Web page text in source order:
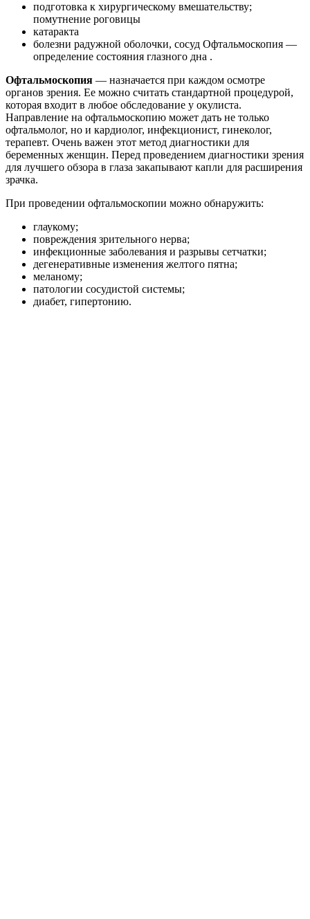
подготовка к хирургическому вмешательству;
помутнение роговицы
катаракта
болезни радужной оболочки, сосуд Офтальмоскопия —
определение состояния глазного дна .
Офтальмоскопия — назначается при каждом осмотре
органов зрения. Ее можно считать стандартной процедурой,
которая входит в любое обследование у окулиста.
Направление на офтальмоскопию может дать не только
офтальмолог, но и кардиолог, инфекционист, гинеколог,
терапевт. Очень важен этот метод диагностики для
беременных женщин. Перед проведением диагностики зрения
для лучшего обзора в глаза закапывают капли для расширения
зрачка.
При проведении офтальмоскопии можно обнаружить:
глаукому;
повреждения зрительного нерва;
инфекционные заболевания и разрывы сетчатки;
дегенеративные изменения желтого пятна;
меланому;
патологии сосудистой системы;
диабет, гипертонию.